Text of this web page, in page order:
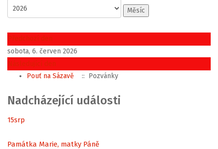
Měsíc
Předchozí den
sobota, 6. červen 2026
Následující den
Pouť na Sázavě
:: Pozvánky
Nadcházející události
15srp
Památka Marie, matky Páně